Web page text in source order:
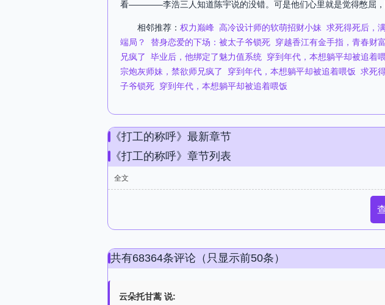
看————李浩三人知道陈宇说的没错。可是他们心里就是觉得憋屈，
相邻推荐： 权力巅峰 高冷设计师的软萌招财小妹 求死得死后，
端局？
替身恋爱的下场：被太子爷锁死 穿越香江有金手指，青春财
兄疯了
毕业后，他绑定了魅力值系统 穿到年代，本想躺平却被追着
宗炮灰师妹，禁欲师兄疯了
穿到年代，本想躺平却被追着喂饭 求死
子爷锁死 穿到年代，本想躺平却被追着喂饭
《打工的称呼》最新章节
《打工的称呼》章节列表
全文
共有68364条评论（只显示前50条）
云朵托甘蒿 说: